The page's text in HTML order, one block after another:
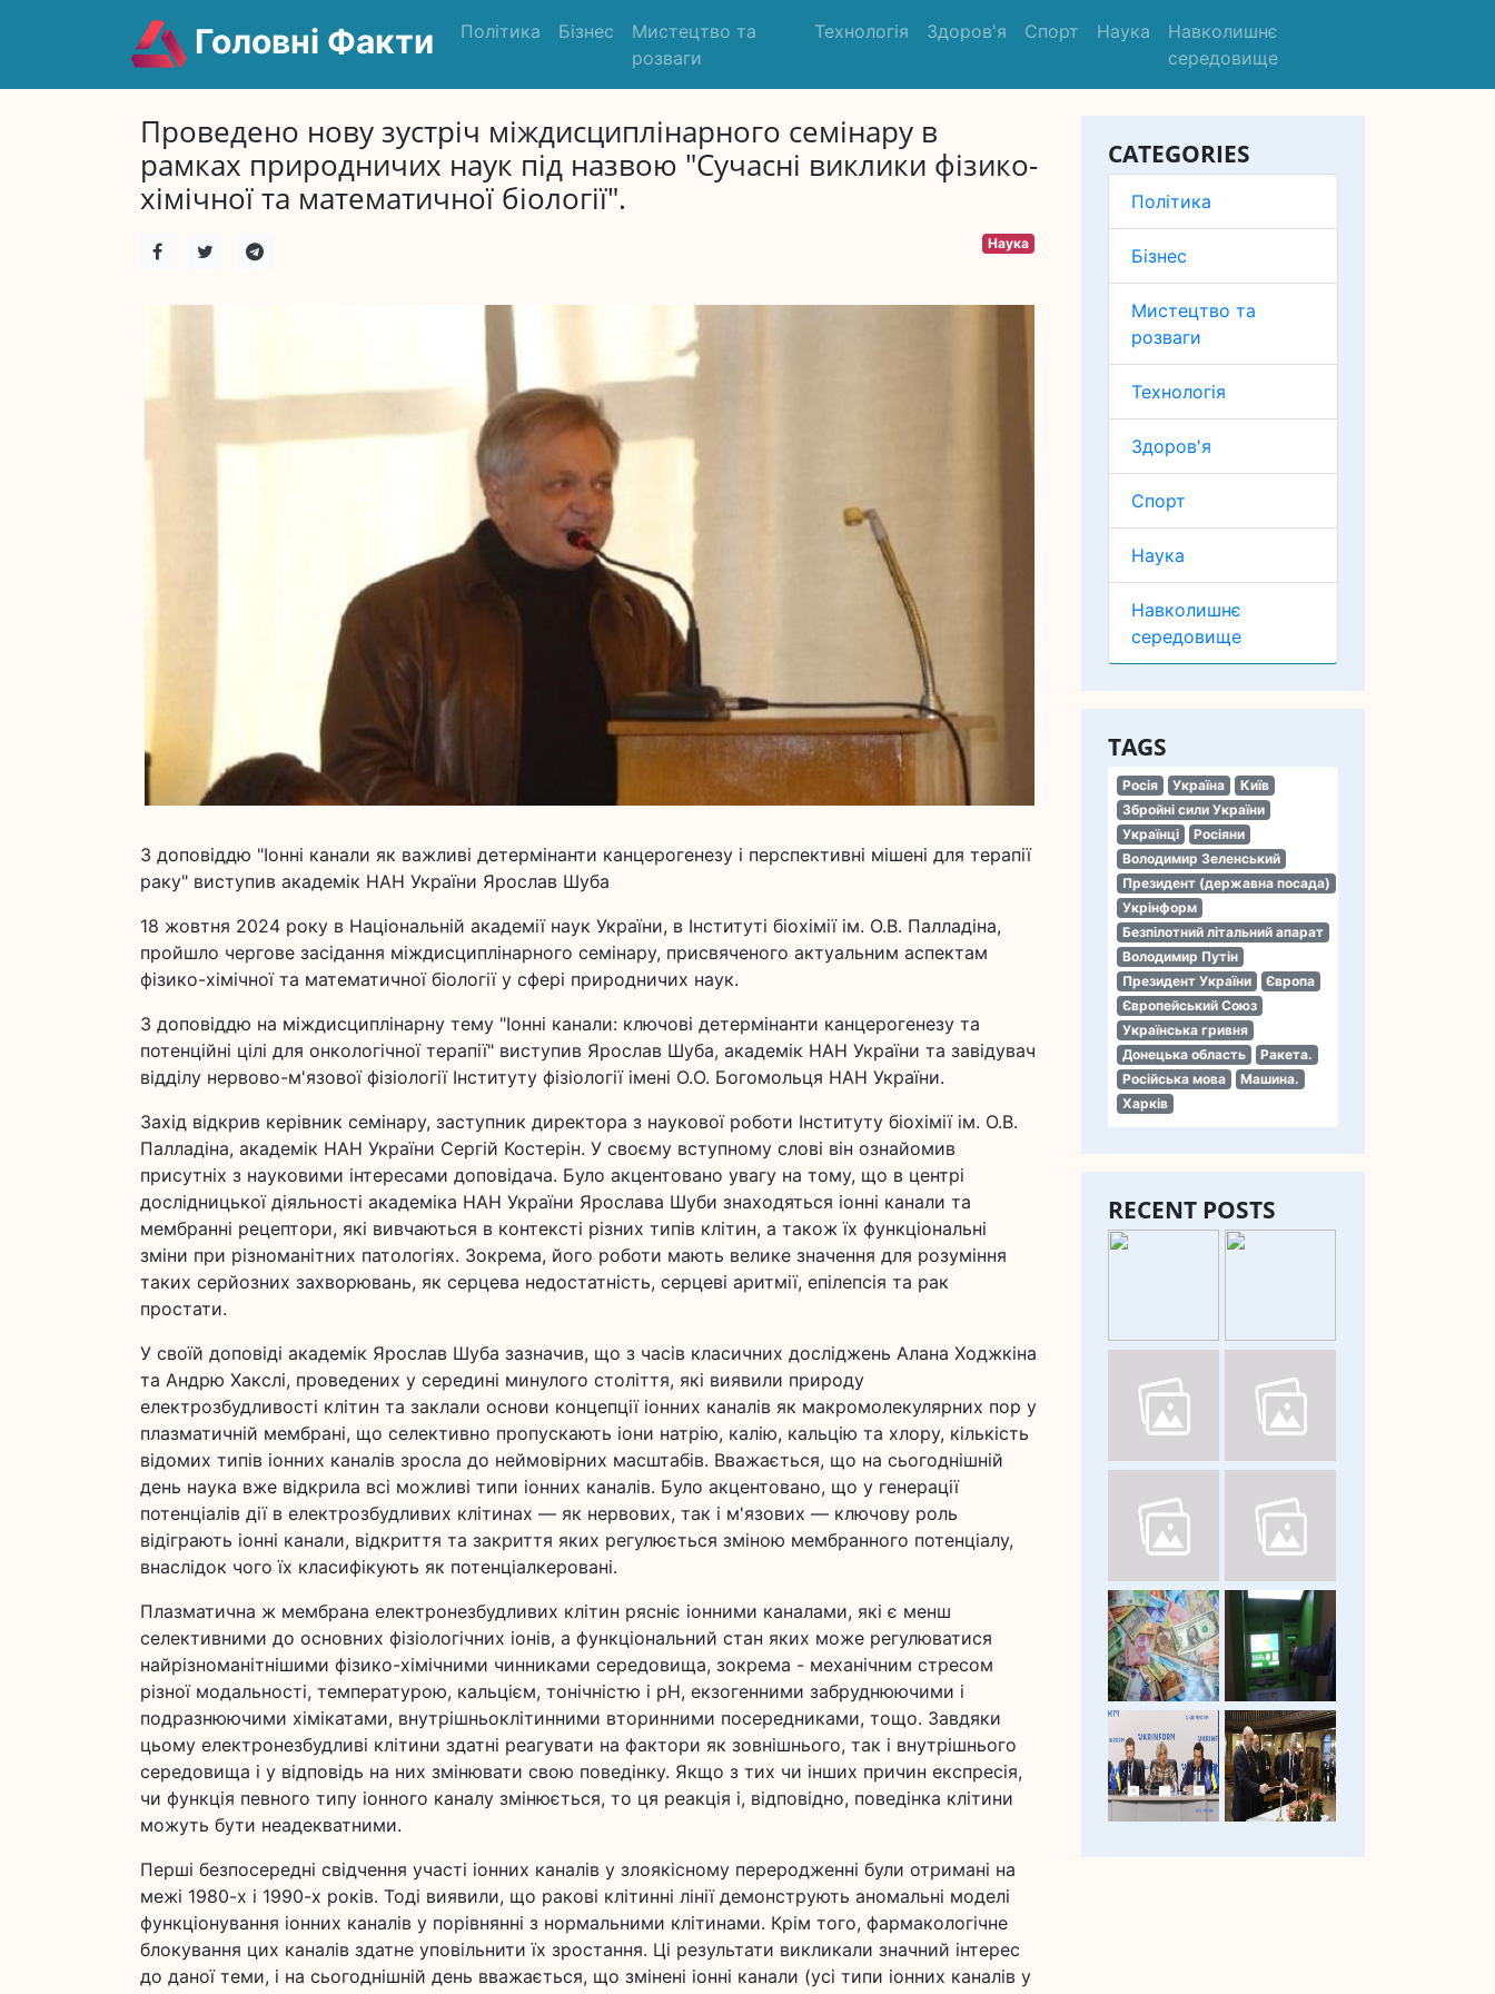
Головні Факти Політика Бізнес
Мистецтво та
розваги
Технологія Здоров'я Спорт Наука
Навколишнє
середовище
CATEGORIES
Політика
Бізнес
Мистецтво та
розваги
Технологія
Здоров'я
Спорт
Наука
Навколишнє
середовище
TAGS
Росія Україна
Київ
Збройні сили України
Українці
Росіяни
Володимир Зеленський
Президент (державна посада)
Укрінформ
Безпілотний літальний апарат
Володимир Путін
Президент України
Європа
Європейський Союз
Українська гривня
Донецька область
Ракета.
Російська мова
Машина.
Харків
RECENT POSTS
Проведено нову зустріч міждисциплінарного семінару в
рамках природничих наук під назвою "Сучасні виклики фізико-
хімічної та математичної біології".
Наука
З доповіддю "Іонні канали як важливі детермінанти канцерогенезу і перспективні мішені для терапії
раку" виступив академік НАН України Ярослав Шуба
18 жовтня 2024 року в Національній академії наук України, в Інституті біохімії ім. О.В. Палладіна,
пройшло чергове засідання міждисциплінарного семінару, присвяченого актуальним аспектам
фізико-хімічної та математичної біології у сфері природничих наук.
З доповіддю на міждисциплінарну тему "Іонні канали: ключові детермінанти канцерогенезу та
потенційні цілі для онкологічної терапії" виступив Ярослав Шуба, академік НАН України та завідувач
відділу нервово-м'язової фізіології Інституту фізіології імені О.О. Богомольця НАН України.
Захід відкрив керівник семінару, заступник директора з наукової роботи Інституту біохімії ім. О.В.
Палладіна, академік НАН України Сергій Костерін. У своєму вступному слові він ознайомив
присутніх з науковими інтересами доповідача. Було акцентовано увагу на тому, що в центрі
дослідницької діяльності академіка НАН України Ярослава Шуби знаходяться іонні канали та
мембранні рецептори, які вивчаються в контексті різних типів клітин, а також їх функціональні
зміни при різноманітних патологіях. Зокрема, його роботи мають велике значення для розуміння
таких серйозних захворювань, як серцева недостатність, серцеві аритмії, епілепсія та рак
простати.
У своїй доповіді академік Ярослав Шуба зазначив, що з часів класичних досліджень Алана Ходжкіна
та Андрю Хакслі, проведених у середині минулого століття, які виявили природу
електрозбудливості клітин та заклали основи концепції іонних каналів як макромолекулярних пор у
плазматичній мембрані, що селективно пропускають іони натрію, калію, кальцію та хлору, кількість
відомих типів іонних каналів зросла до неймовірних масштабів. Вважається, що на сьогоднішній
день наука вже відкрила всі можливі типи іонних каналів. Було акцентовано, що у генерації
потенціалів дії в електрозбудливих клітинах — як нервових, так і м'язових — ключову роль
відіграють іонні канали, відкриття та закриття яких регулюється зміною мембранного потенціалу,
внаслідок чого їх класифікують як потенціалкеровані.
Плазматична ж мембрана електронезбудливих клітин рясніє іонними каналами, які є менш
селективними до основних фізіологічних іонів, а функціональний стан яких може регулюватися
найрізноманітнішими фізико-хімічними чинниками середовища, зокрема - механічним стресом
різної модальності, температурою, кальцієм, тонічністю і рН, екзогенними забруднюючими і
подразнюючими хімікатами, внутрішньоклітинними вторинними посередниками, тощо. Завдяки
цьому електронезбудливі клітини здатні реагувати на фактори як зовнішнього, так і внутрішнього
середовища і у відповідь на них змінювати свою поведінку. Якщо з тих чи інших причин експресія,
чи функція певного типу іонного каналу змінюється, то ця реакція і, відповідно, поведінка клітини
можуть бути неадекватними.
Перші безпосередні свідчення участі іонних каналів у злоякісному переродженні були отримані на
межі 1980-х і 1990-х років. Тоді виявили, що ракові клітинні лінії демонструють аномальні моделі
функціонування іонних каналів у порівнянні з нормальними клітинами. Крім того, фармакологічне
блокування цих каналів здатне уповільнити їх зростання. Ці результати викликали значний інтерес
до даної теми, і на сьогоднішній день вважається, що змінені іонні канали (усі типи іонних каналів у